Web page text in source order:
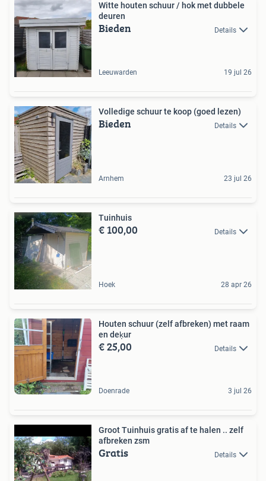
Witte houten schuur / hok met dubbele
deuren
Bieden Details
Leeuwarden 19 jul 26
Volledige schuur te koop (goed lezen)
Bieden Details
Arnhem 23 jul 26
Tuinhuis
€ 100,00 Details
Hoek 28 apr 26
Houten schuur (zelf afbreken) met raam
en deķur
€ 25,00 Details
Doenrade 3 jul 26
Groot Tuinhuis gratis af te halen .. zelf
afbreken zsm
Gratis Details